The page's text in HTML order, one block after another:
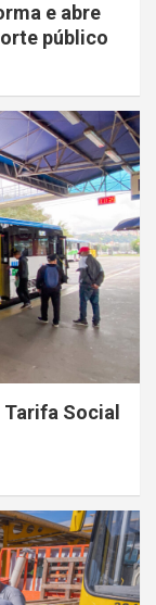
e abre
público
Social